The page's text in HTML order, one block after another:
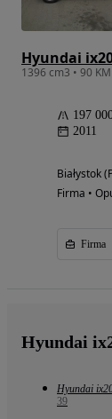
Hyundai
1396 cm3 • 90
197
2011
Białystok
Firma •
Firma
Hyundai
Hyundai
39